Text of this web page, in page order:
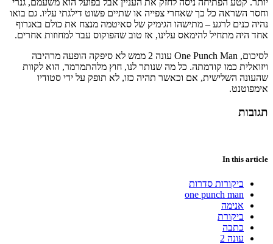
וחסר השראה כל כך שאחרי צפייה או שתיים פשוט דילגתי עליו. גם בואו
נהיה כנים לרגע – מתישהו הגימיק של סאיטמה מנצח את כולם באגרוף
אחד היה מתחיל להימאס עלינו, אז טוב שהפוקוס עבר למחוזות אחרים.
לסיכום, One Punch Man עונה 2 ממש לא סיפקה הופעה מרהיבה
ויזואלית כמו קודמתה. כל מה שנותר לנו, חוץ מלהתמרמר, הוא לקוות
שהעונה השלישית, אם וכאשר תהיה כזו, לא תופק על ידי סטודיו
אימפוטנט.
תגובות
In this article
ביקורות סדרות
one punch man
אנימה
ביקורת
כתבה
עונה 2